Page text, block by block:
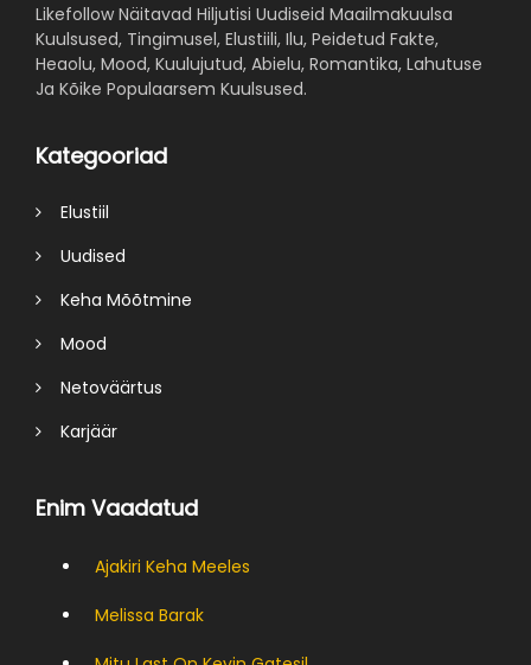
Likefollow Näitavad Hiljutisi Uudiseid Maailmakuulsa
Kuulsused, Tingimusel, Elustiili, Ilu, Peidetud Fakte,
Heaolu, Mood, Kuulujutud, Abielu, Romantika, Lahutuse
Ja Kõike Populaarsem Kuulsused.
Kategooriad
Elustiil
Uudised
Keha Mõõtmine
Mood
Netoväärtus
Karjäär
Enim Vaadatud
Ajakiri Keha Meeles
Melissa Barak